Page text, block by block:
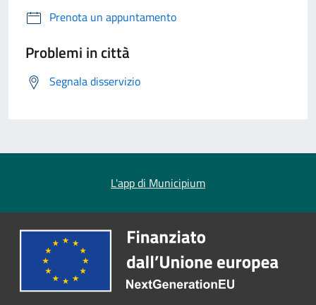
Prenota un appuntamento
Problemi in città
Segnala disservizio
L'app di Municipium